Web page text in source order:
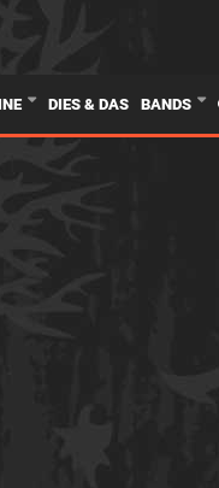
DIES & DAS BANDS